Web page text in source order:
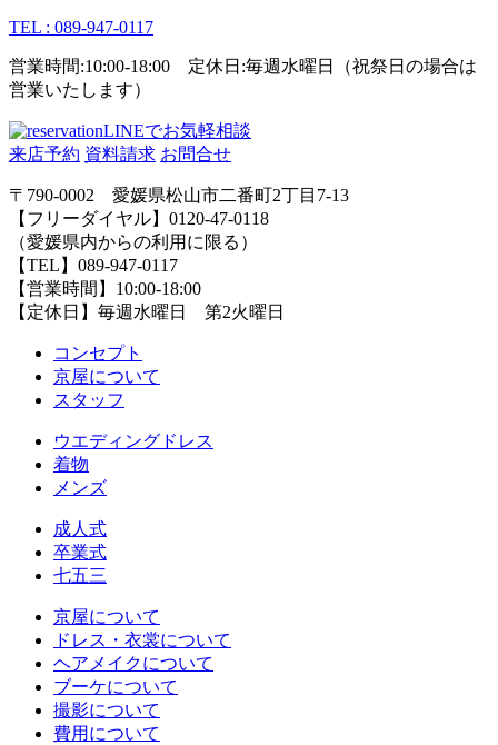
TEL : 089-947-0117
営業時間:10:00-18:00 定休日:毎週水曜日（祝祭日の場合は
営業いたします）
LINEでお気軽相談
来店予約 資料請求 お問合せ
〒790-0002 愛媛県松山市二番町2丁目7-13
【フリーダイヤル】0120-47-0118
（愛媛県内からの利用に限る）
【TEL】089-947-0117
【営業時間】10:00-18:00
【定休日】毎週水曜日 第2火曜日
コンセプト
京屋について
スタッフ
ウエディングドレス
着物
メンズ
成人式
卒業式
七五三
京屋について
ドレス・衣裳について
ヘアメイクについて
ブーケについて
撮影について
費用について